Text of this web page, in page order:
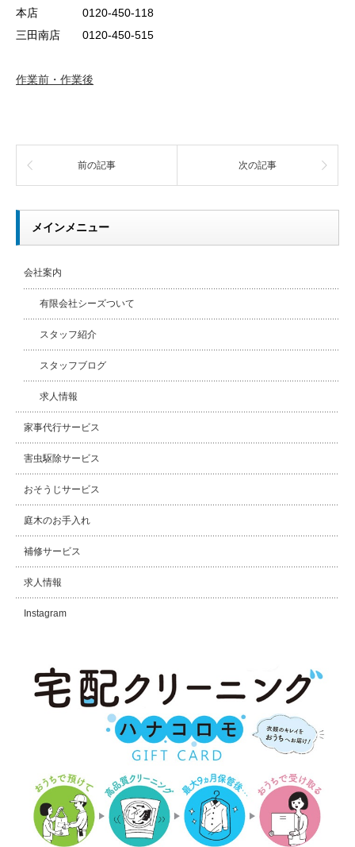
本店 0120-450-118
三田南店 0120-450-515
作業前・作業後
前の記事 次の記事
メインメニュー
会社案内
有限会社シーズついて
スタッフ紹介
スタッフブログ
求人情報
家事代行サービス
害虫駆除サービス
おそうじサービス
庭木のお手入れ
補修サービス
求人情報
Instagram